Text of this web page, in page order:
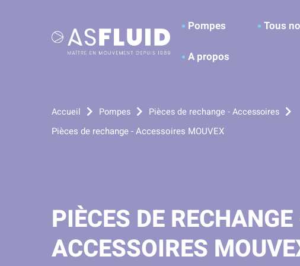
Pompes
Tous
A propos
Accueil Pompes Pièces de rechange - Accessoires
Pièces de rechange - Accessoires MOUVEX
PIÈCES DE
ACCESSOIRES